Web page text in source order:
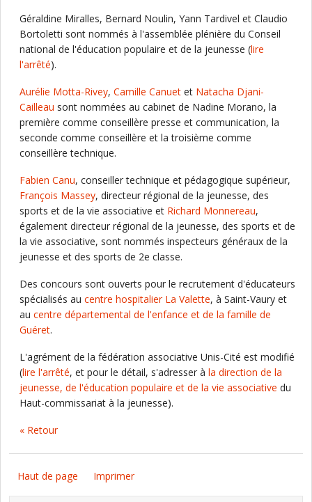
Géraldine Miralles, Bernard Noulin, Yann Tardivel et Claudio
Bortoletti sont nommés à l'assemblée plénière du Conseil
national de l'éducation populaire et de la jeunesse (lire
l'arrêté).
Aurélie Motta-Rivey, Camille Canuet et Natacha Djani-
Cailleau sont nommées au cabinet de Nadine Morano, la
première comme conseillère presse et communication, la
seconde comme conseillère et la troisième comme
conseillère technique.
Fabien Canu, conseiller technique et pédagogique supérieur,
François Massey, directeur régional de la jeunesse, des
sports et de la vie associative et Richard Monnereau,
également directeur régional de la jeunesse, des sports et de
la vie associative, sont nommés inspecteurs généraux de la
jeunesse et des sports de 2e classe.
Des concours sont ouverts pour le recrutement d'éducateurs
spécialisés au centre hospitalier La Valette, à Saint-Vaury et
au centre départemental de l'enfance et de la famille de
Guéret.
L'agrément de la fédération associative Unis-Cité est modifié
(lire l'arrêté, et pour le détail, s'adresser à la direction de la
jeunesse, de l'éducation populaire et de la vie associative du
Haut-commissariat à la jeunesse).
« Retour
Haut de page Imprimer